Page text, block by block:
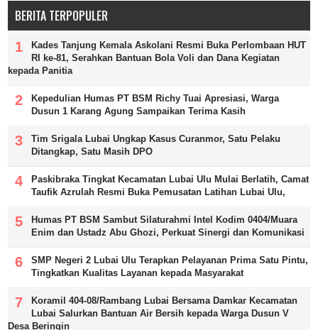
BERITA TERPOPULER
Kades Tanjung Kemala Askolani Resmi Buka Perlombaan HUT
RI ke-81, Serahkan Bantuan Bola Voli dan Dana Kegiatan
kepada Panitia
Kepedulian Humas PT BSM Richy Tuai Apresiasi, Warga
Dusun 1 Karang Agung Sampaikan Terima Kasih
Tim Srigala Lubai Ungkap Kasus Curanmor, Satu Pelaku
Ditangkap, Satu Masih DPO
Paskibraka Tingkat Kecamatan Lubai Ulu Mulai Berlatih, Camat
Taufik Azrulah Resmi Buka Pemusatan Latihan Lubai Ulu,
Humas PT BSM Sambut Silaturahmi Intel Kodim 0404/Muara
Enim dan Ustadz Abu Ghozi, Perkuat Sinergi dan Komunikasi
SMP Negeri 2 Lubai Ulu Terapkan Pelayanan Prima Satu Pintu,
Tingkatkan Kualitas Layanan kepada Masyarakat
Koramil 404-08/Rambang Lubai Bersama Damkar Kecamatan
Lubai Salurkan Bantuan Air Bersih kepada Warga Dusun V
Desa Beringin